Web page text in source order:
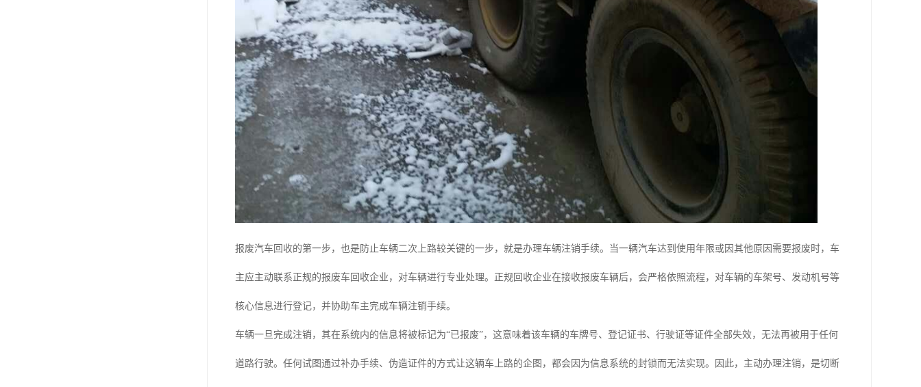
报废汽车回收的第一步，也是防止车辆二次上路较关键的一步，就是办理车辆注销手续。当一辆汽车达到使用年限或因其他原因需要报废时，车
主应主动联系正规的报废车回收企业，对车辆进行专业处理。正规回收企业在接收报废车辆后，会严格依照流程，对车辆的车架号、发动机号等
核心信息进行登记，并协助车主完成车辆注销手续。
车辆一旦完成注销，其在系统内的信息将被标记为“已报废”，这意味着该车辆的车牌号、登记证书、行驶证等证件全部失效，无法再被用于任何
道路行驶。任何试图通过补办手续、伪造证件的方式让这辆车上路的企图，都会因为信息系统的封锁而无法实现。因此，主动办理注销，是切断